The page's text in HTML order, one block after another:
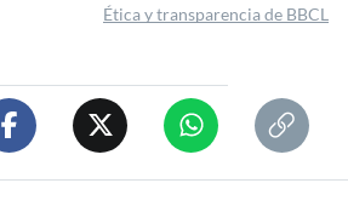
Ética y transparencia de BBCL